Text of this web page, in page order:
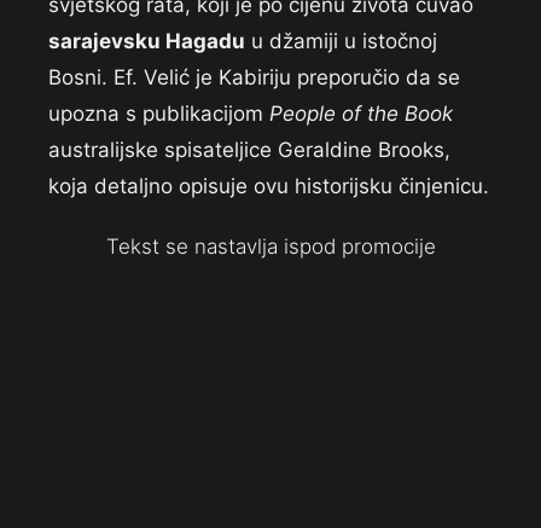
svjetskog rata, koji je po cijenu života čuvao
sarajevsku Hagadu u džamiji u istočnoj
Bosni. Ef. Velić je Kabiriju preporučio da se
upozna s publikacijom People of the Book
australijske spisateljice Geraldine Brooks,
koja detaljno opisuje ovu historijsku činjenicu.
Tekst se nastavlja ispod promocije